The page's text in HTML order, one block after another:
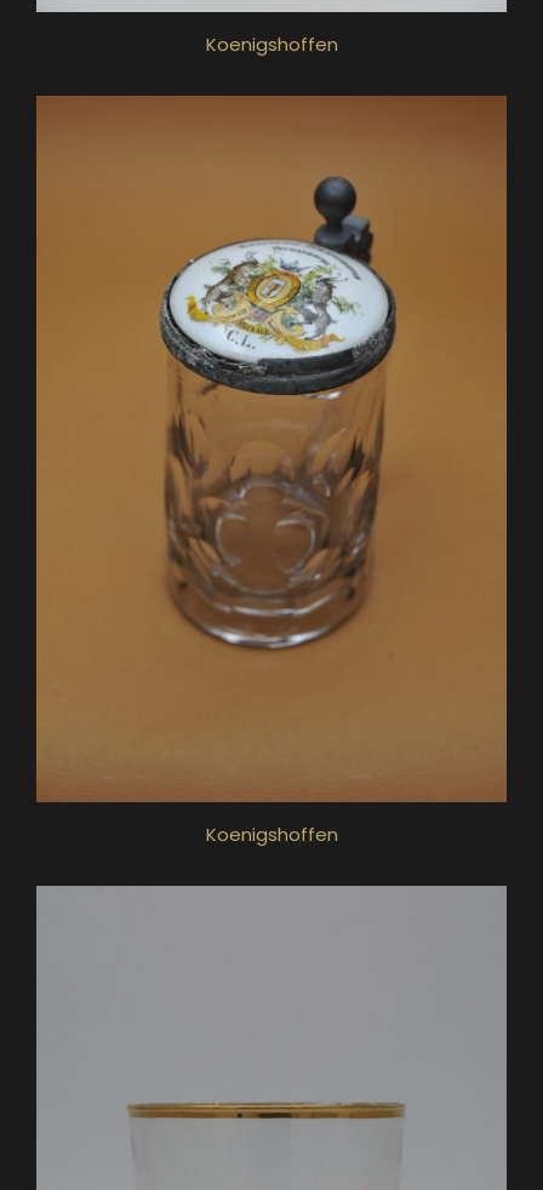
Koenigshoffen
Koenigshoffen